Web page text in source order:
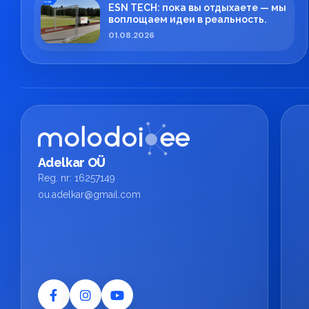
ESN TECH: пока вы отдыхаете — мы
воплощаем идеи в реальность.
01.08.2026
Adelkar OÜ
Reg. nr: 16257149
ou.adelkar@gmail.com